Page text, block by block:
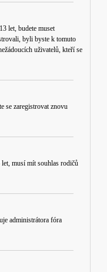
let, budete muset
byli byste k tomuto
uživatelů, kteří se
se zaregistrovat znovu
musí mít souhlas rodičů
administrátora fóra